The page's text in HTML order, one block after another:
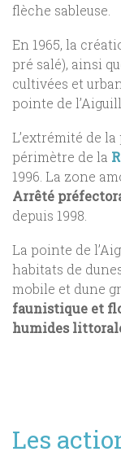
flèche sableuse.
En 1965, la
pré salé), ainsi
cultivées et
pointe de
L’extrémité de
périmètre de la
1996. La zone
Arrêté
depuis 1998.
La pointe de
habitats de
mobile et dune
faunistique et
humides
Les